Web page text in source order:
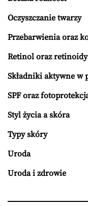
Oczyszczanie twarzy
Przebarwienia oraz
Retinol oraz retinoidy
Składniki aktywne w
SPF oraz
Styl życia a skóra
Typy skóry
Uroda
Uroda i zdrowie